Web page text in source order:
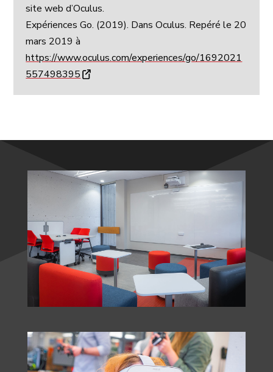
site web d’Oculus.
Expériences Go. (2019). Dans Oculus. Repéré le 20
mars 2019 à
https://www.oculus.com/experiences/go/1692021
557498395